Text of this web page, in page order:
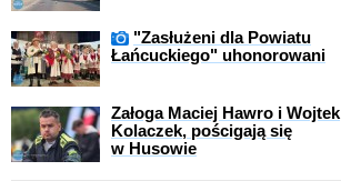
"Zasłużeni dla Powiatu
Łańcuckiego" uhonorowani
Załoga Maciej Hawro i Wojtek
Kolaczek, pościgają się
w Husowie